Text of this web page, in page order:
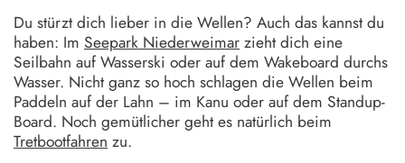
Du stürzt dich lieber in die Wellen? Auch das kannst du
haben: Im Seepark Niederweimarzieht dich eine
Seilbahn auf Wasserski oder auf dem Wakeboard durchs
Wasser. Nicht ganz so hoch schlagen die Wellen beim
Paddeln auf der Lahn – im Kanu oder auf dem Standup-
Board. Noch gemütlicher geht es natürlich beim
Tretbootfahren zu.